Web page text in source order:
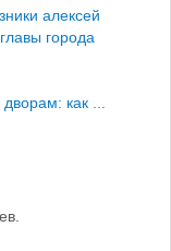
алексей
города
как ...